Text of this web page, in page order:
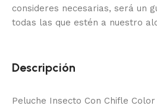
consideres necesarias, será un
todas las que estén a nuestro
Descripción
Peluche Insecto Con Chifle Color